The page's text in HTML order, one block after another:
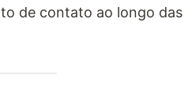
de contato ao longo das